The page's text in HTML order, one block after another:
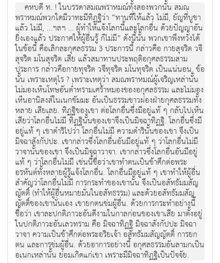
คหบดี ท. ! ในบรรดาสมณพราหมณ์ทั้งสองพวกนั้น สมณ
พราหมณ์พวกใดมีวาทะมีทิฏฐิว่า “ทานที่ให้แล้ว ไม่มี, ยัญที่บูชา
แล้ว ไม่มี, ...ฯลฯ … ผู้ทำให้แจ้งโลกนี้และโลกอื่น ด้วยปัญญาอัน
ยิ่งเองแล้ว ประกาศให้ผู้อื่นรู้ ก็ไม่มี” ดังนี้นั้น พวกเขาพึงหวังได้
ในข้อนี้ คือเลิกละกุศลธรรม 3 ประการนี้ กล่าวคือ กายสุจริต วจี
สุจริต มโนสุจริต เสีย แล้วสมาทานประพฤติอกุศลธรรมสาม
ประการ กล่าวคือกายทุจริต วจีทุจริต มโนทุจริต เป็นแน่นอน. ข้อ
นั้น เพราะเหตุไร ? เพราะเหตุว่า สมณพราหมณ์ผู้เจริญเหล่านั้น
ไม่มองเห็นโทษอันต่ำทรามเศร้าหมองของอกุศลธรรม และไม่มอง
เห็นอานิสงส์ในเนกขัมมะ อันเป็นธรรมขาวผ่องฝ่ายกุศลธรรมทั้ง
หลาย เสียเลย. ทิฏฐิของเขา ต่อโลกอื่นซึ่งมีอยู่แท้ ๆ กลับไปเห็น
เสียว่าโลกอื่นไม่มี ทิฏฐินั้นของเขาจึงเป็นมิจฉาทิฏฐิ. โลกอื่นซึ่งมี
อยู่แท้ ๆ เขาดำริไปว่า โลกอื่นไม่มี ความดำรินั้นของเขา จึงเป็น
มิจฉาสังกัปปะ. เขากล่าวซึ่งโลกอื่นอันมีอยู่แท้ ๆ ว่าโลกอื่นไม่มี
วาจานั้นของเขา จึงเป็นมิจฉาวาจา. เขากล่าวซึ่งโลกอื่นอันมีอยู่
แท้ ๆ ว่าโลกอื่นไม่มี เช่นนี้ชื่อว่าเขาทำตนเป็นข้าศึกต่อพระ
อรหันต์ทั้งหลายผู้รู้แจ้งโลกอื่น. โลกอื่นมีอยู่แท้ ๆ เขาทำให้ผู้อื่น
สำคัญว่าโลกอื่นไม่มี การกระทำของเขานั้น จึงเป็นอสัทธัมมสัญ
ญัตติ์ (ทำให้ผู้อื่นหมายมั่นในอสัทธรรม) และด้วยอสัทธัมมสัญ
ญัตติ์ของเขานั่นเอง เขายกตนข่มผู้อื่น. ด้วยการกระทำอย่างนี้
ชื่อว่า เขาละปกติภาวะอันดีงามในกาลก่อนของเขาเสีย มาตั้งอยู่
ในปกติภาวะอันเลวทราม คือ มิจฉาทิฏฐิ มิจฉาสังกัปปะ มิจฉา
วาจา ความเป็นข้าศึกต่อพระอริยเจ้า อสัทธัมมสัญญัตติ์ การยก
ตน และการข่มผู้อื่น. ด้วยอาการอย่างนี้ อกุศลธรรมอันลามกเป็น
อเนกเหล่านั้น ย่อมเกิดแก่เขา เพราะมีมิจฉาทิฏฐิเป็นปัจจัย.